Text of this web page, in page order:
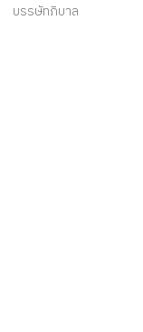
บรรษัทภิบาล